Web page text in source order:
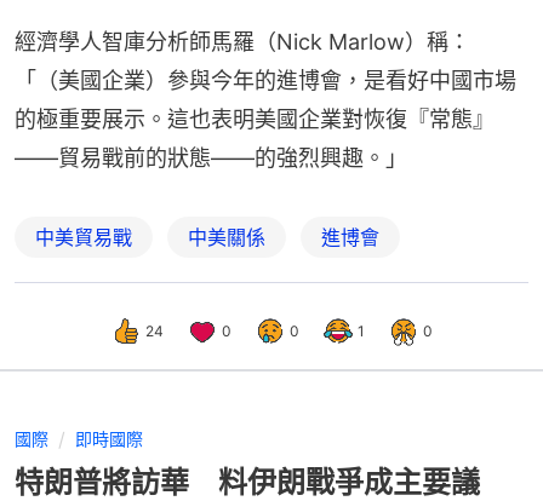
經濟學人智庫分析師馬羅（Nick Marlow）稱：
「（美國企業）參與今年的進博會，是看好中國市場
的極重要展示。這也表明美國企業對恢復『常態』
——貿易戰前的狀態——的強烈興趣。」
中美貿易戰 中美關係 進博會
24 0 0 1 0
國際 即時國際
特朗普將訪華 料伊朗戰爭成主要議